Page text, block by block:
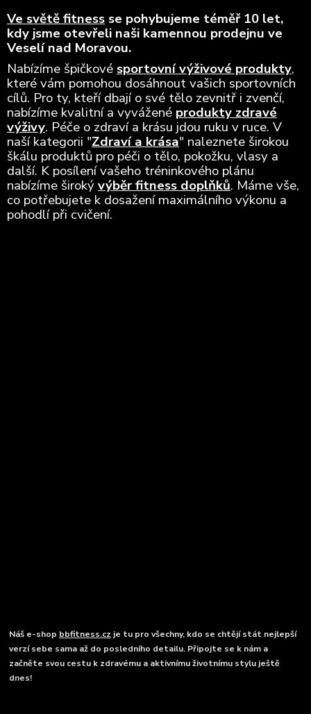
Ve světě fitness se pohybujeme téměř 10 let,
kdy jsme otevřeli naši kamennou prodejnu ve
Veselí nad Moravou.
Nabízíme špičkové sportovní výživové produkty,
které vám pomohou dosáhnout vašich sportovních
cílů. Pro ty, kteří dbají o své tělo zevnitř i zvenčí,
nabízíme kvalitní a vyvážené produkty zdravé
výživy. Péče o zdraví a krásu jdou ruku v ruce. V
naší kategorii "Zdraví a krása" naleznete širokou
škálu produktů pro péči o tělo, pokožku, vlasy a
další. K posílení vašeho tréninkového plánu
nabízíme širokývýběr fitness doplňků. Máme vše,
co potřebujete k dosažení maximálního výkonu a
pohodlí při cvičení.
Náš e-shop bbfitness.cz je tu pro všechny, kdo se chtějí stát nejlepší
verzí sebe sama až do posledního detailu. Připojte se k nám a
začněte svou cestu k zdravému a aktivnímu životnímu stylu ještě
dnes!